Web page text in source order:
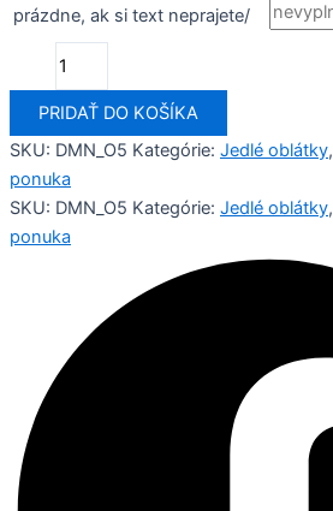
prázdne, ak si text neprajete/
PRIDAŤ DO KOŠÍKA
SKU: DMN_O5 Kategórie: Jedlé oblátky,
ponuka
SKU: DMN_O5 Kategórie: Jedlé oblátky,
ponuka